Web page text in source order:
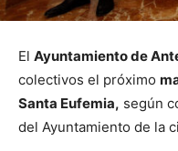
El Ayuntamiento de
colectivos el próximo
Santa Eufemia, según
del Ayuntamiento de la